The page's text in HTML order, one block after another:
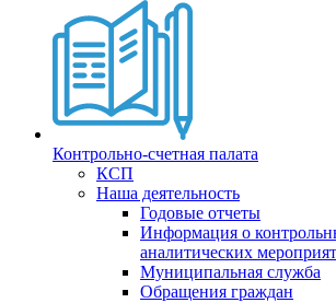
Контрольно-счетная палата
КСП
Наша деятельность
Годовые отчеты
Информация о
аналитических
Муниципальная служба
Обращения граждан